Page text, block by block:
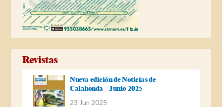
Revistas
Nueva edición de Noticias de
Calahonda – Junio 2025
23 Jun 2025